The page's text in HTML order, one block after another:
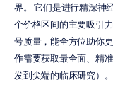
界。 它们是进行精深神
个价格区间的主要吸引
号质量，能全方位助你
作需要获取最全面、精
发到尖端的临床研究）。